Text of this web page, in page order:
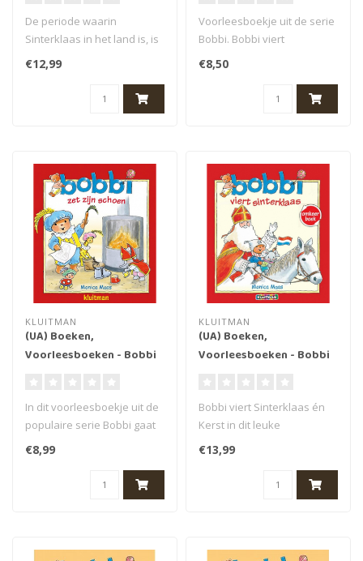
De periode waarin
Sinterklaas in het land is, is
misschien wel de
spannendste ti..
€12,99
Voorleesboekje uit de serie
Bobbi. Bobbi viert
Sinterklaas en is heel
enthousias..
€8,50
KLUITMAN
(UA) Boeken,
Voorleesboeken - Bobbi
In dit voorleesboekje uit de
populaire serie Bobbi gaat
Bobbi zijn schoen zetten..
€8,99
KLUITMAN
(UA) Boeken,
Voorleesboeken - Bobbi
Bobbi viert Sinterklaas én
Kerst in dit leuke
omkeerboekje uit de serie
Bobbi. ..
€13,99